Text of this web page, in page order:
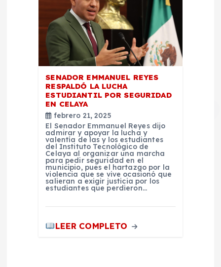
SENADOR EMMANUEL REYES
RESPALDÓ LA LUCHA
ESTUDIANTIL POR SEGURIDAD
EN CELAYA
febrero 21, 2025
El Senador Emmanuel Reyes dijo
admirar y apoyar la lucha y
valentía de las y los estudiantes
del Instituto Tecnológico de
Celaya al organizar una marcha
para pedir seguridad en el
municipio, pues el hartazgo por la
violencia que se vive ocasionó que
salieran a exigir justicia por los
estudiantes que perdieron…
LEER COMPLETO